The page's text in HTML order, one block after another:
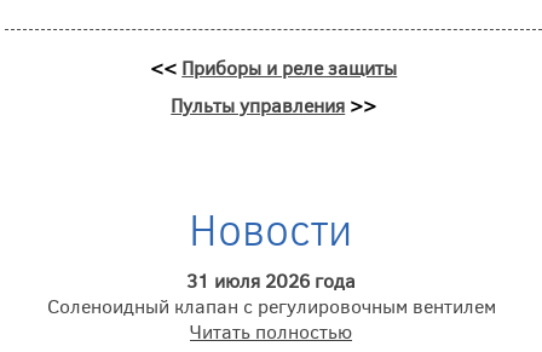
<< Приборы и реле защиты
Пульты управления >>
Новости
31 июля 2026 года
Соленоидный клапан с регулировочным вентилем
Читать полностью